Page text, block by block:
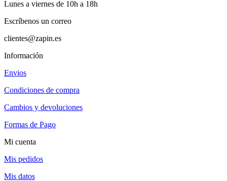
Lunes a viernes de 10h a 18h
Escríbenos un correo
clientes@zapin.es
Información
Envios
Condiciones de compra
Cambios y devoluciones
Formas de Pago
Mi cuenta
Mis pedidos
Mis datos